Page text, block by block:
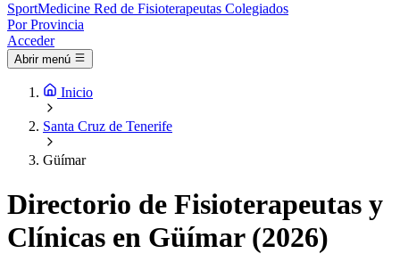
SportMedicine Red de Fisioterapeutas Colegiados
Por Provincia
Acceder
Abrir menú
Inicio
Santa Cruz de Tenerife
Güímar
Directorio de Fisioterapeutas y
Clínicas en Güímar (2026)